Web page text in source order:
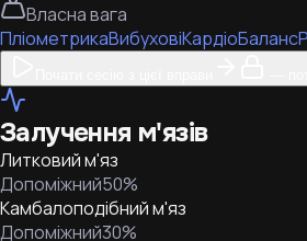
Власна вага
ПліометрикаВибуховіКардіоБаланс
Залучення м'язів
Литковий м'яз
Допоміжний50%
Камбалоподібний м'яз
Допоміжний30%